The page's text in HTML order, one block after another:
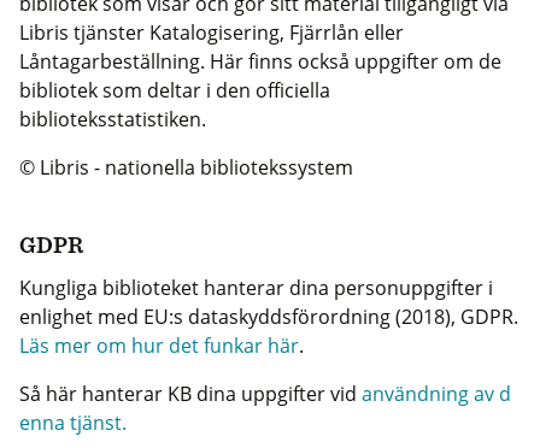
Libris tjänster Katalogisering, Fjärrlån eller
Låntagarbeställning. Här finns också uppgifter om de
bibliotek som deltar i den officiella
biblioteksstatistiken.
© Libris - nationella bibliotekssystem
GDPR
Kungliga biblioteket hanterar dina personuppgifter i
enlighet med EU:s dataskyddsförordning (2018), GDPR.
Läs mer om hur det funkar här.
Så här hanterar KB dina uppgifter vid användning av d
enna tjänst.